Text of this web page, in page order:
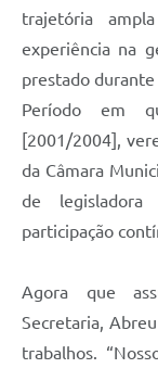
trajetória
experiência na
prestado
Período em
[2001/2004],
da Câmara
de legisladora
participação
Agora que
Secretaria,Abreu
trabalhos.